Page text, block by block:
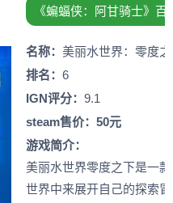
《蝙蝠侠：阿甘骑士》百
名称： 美丽水世界：零度
排名： 6
IGN评分： 9.1
steam售价：50元
游戏简介：
美丽水世界零度之下是一
世界中来展开自己的探索